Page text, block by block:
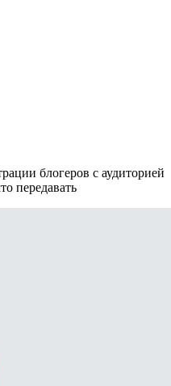
блогеров с аудиторией
передавать